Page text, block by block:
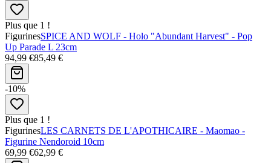
Plus que 1 !
FigurinesSPICE AND WOLF - Holo "Abundant Harvest" - Pop
Up Parade L 23cm
94,99 €85,49 €
-10%
Plus que 1 !
FigurinesLES CARNETS DE L'APOTHICAIRE - Maomao -
Figurine Nendoroid 10cm
69,99 €62,99 €